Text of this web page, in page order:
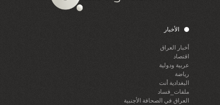
الأخبار
أخبار العراق
اقتصاد
عربية ودولية
رياضة
البغدادية أنت
ملفات_فساد
العراق في الصحافة الأجنبية